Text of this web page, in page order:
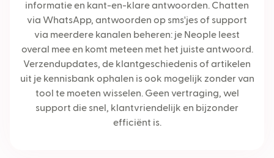
informatie en kant-en-klare antwoorden. Chatten
via WhatsApp, antwoorden op sms'jes of support
via meerdere kanalen beheren: je Neople leest
overal mee en komt meteen met het juiste antwoord.
Verzendupdates, de klantgeschiedenis of artikelen
uit je kennisbank ophalen is ook mogelijk zonder van
tool te moeten wisselen. Geen vertraging, wel
support die snel, klantvriendelijk en bijzonder
efficiënt is.